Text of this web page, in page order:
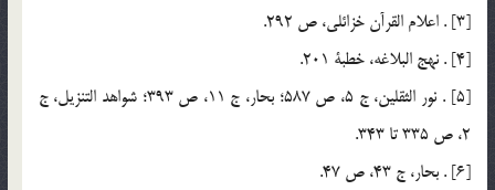
[3] . اعلام القرآن خزائلي، ص 292.
[4] . نهج البلاغه، خطبة 201.
[5] . نور الثقلين، ج 5، ص 587؛ بحار، ج 11، ص 393؛ شواهد التنزيل، ج
2، ص 335 تا 343.
[6] . بحار، ج 43، ص 47.